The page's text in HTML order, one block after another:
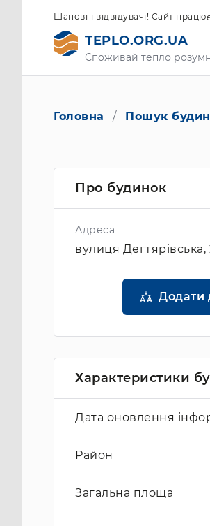
Шановні відвідувачі! Сайт
TEPLO.ORG.UA
Споживай тепло
Головна Пошук
Про будинок
Адреса
вулиця Дегтярівська,
Додати
Характеристики
Дата оновлення
Район
Загальна площа